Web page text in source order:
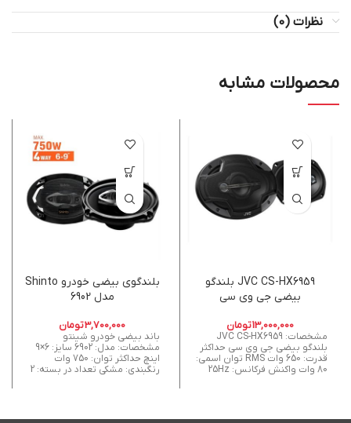
نظرات (0)
محصولات مشابه
JVC CS-HX6959 بلندگو
بیضی جی وی سی
13,000,000تومان
مشخصات: JVC CS-HX6959
بلندگو بیضی جی وی سی حداکثر
قدرت: 650 وات RMS توان اسمی:
80 وات واکنش فرکانس: 25Hz
بلندگوی بیضی خودرو Shinto
مدل 6902
3,700,000تومان
باند بیضی خودرو شینتو
مشخصات: مدل: 6902 سایز: 6×9
اینچ حداکثر توان: 750 وات
رنگبندی: مشکی تعداد در بسته: 2